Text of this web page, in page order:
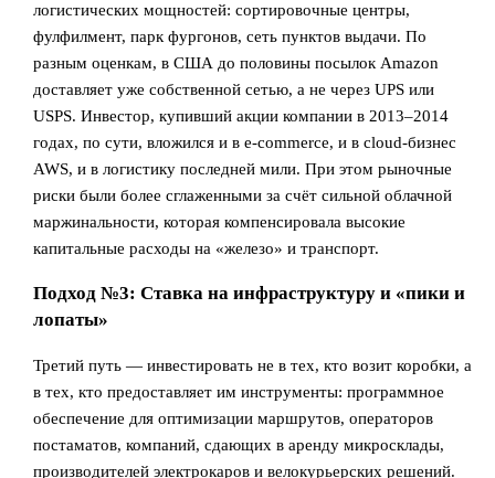
логистических мощностей: сортировочные центры,
фулфилмент, парк фургонов, сеть пунктов выдачи. По
разным оценкам, в США до половины посылок Amazon
доставляет уже собственной сетью, а не через UPS или
USPS. Инвестор, купивший акции компании в 2013–2014
годах, по сути, вложился и в e‑commerce, и в cloud‑бизнес
AWS, и в логистику последней мили. При этом рыночные
риски были более сглаженными за счёт сильной облачной
маржинальности, которая компенсировала высокие
капитальные расходы на «железо» и транспорт.
Подход №3: Ставка на инфраструктуру и «пики и
лопаты»
Третий путь — инвестировать не в тех, кто возит коробки, а
в тех, кто предоставляет им инструменты: программное
обеспечение для оптимизации маршрутов, операторов
постаматов, компаний, сдающих в аренду микросклады,
производителей электрокаров и велокурьерских решений.